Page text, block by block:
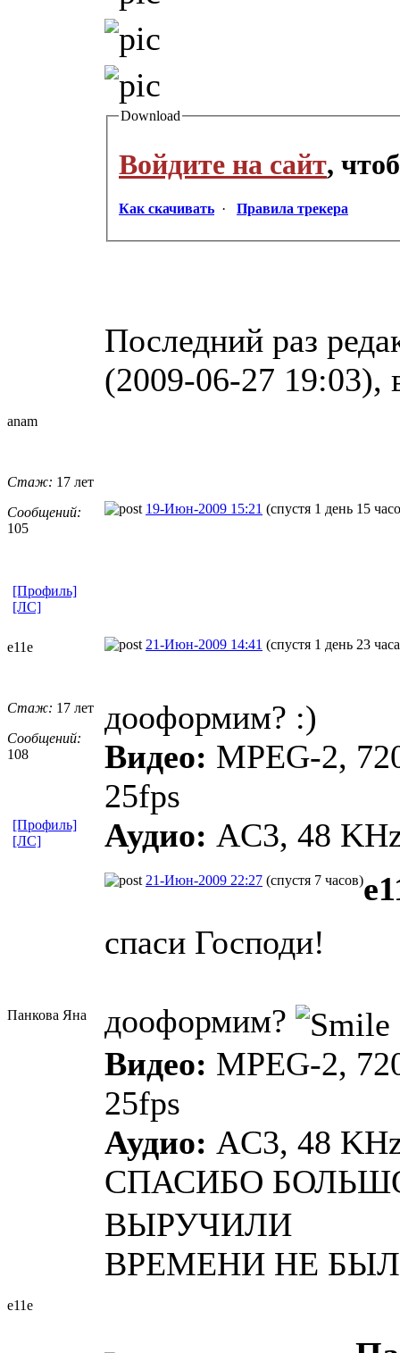
Download
Войдите на сайт,
Как скачивать · Правила трекера
Последний раз
(2009-06-27 19:03),
anam
Стаж: 17 лет
Сообщений:
105
19-Июн-2009 15:21 (спустя 1 день 15
[Профиль]
[ЛС]
e11e
Стаж: 17 лет
Сообщений:
108
21-Июн-2009 14:41 (спустя 1 день 23
дооформим? :)
Видео: MPEG-2,
25fps
Аудио: AC3, 48
[Профиль]
[ЛС]
Панкова Яна
21-Июн-2009 22:27 (спустя 7 часов)
спаси Господи!
дооформим?
Видео: MPEG-2,
25fps
Аудио: AC3, 48
СПАСИБО
ВЫРУЧИЛИ
ВРЕМЕНИ НЕ
e11e